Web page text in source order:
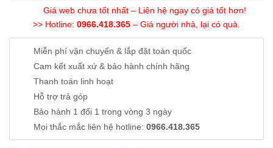
Giá web chưa tốt nhất – Liên hệ ngay có giá tốt hơn!
>> Hotline: 0966.418.365 – Giá người nhà, lại có quà.
Miễn phí vận chuyển & lắp đặt toàn quốc
Cam kết xuất xứ & bảo hành chính hãng
Thanh toán linh hoạt
Hỗ trợ trả góp
Bảo hành 1 đổi 1 trong vòng 3 ngày
Mọi thắc mắc liên hệ hotline: 0966.418.365